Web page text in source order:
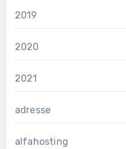
2019
2020
2021
adresse
alfahosting